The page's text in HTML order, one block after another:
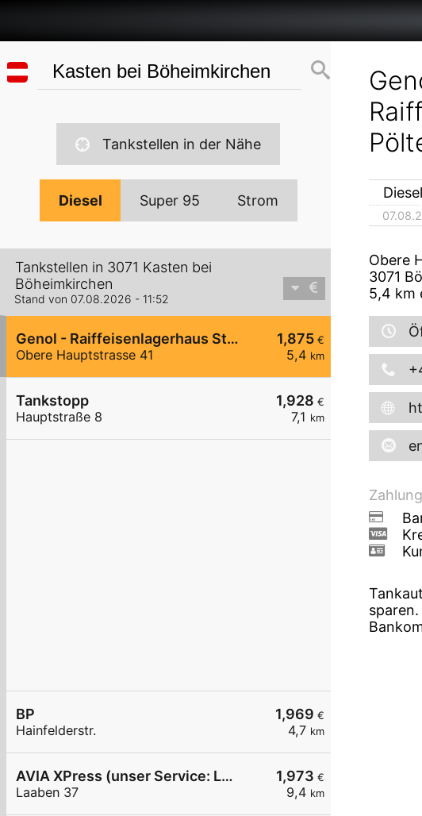
Tankstellen in der Nähe
Diesel Super 95 Strom
Tankstellen in 3071 Kasten bei
Böheimkirchen
Stand von 07.08.2026 - 11:52
1,875 €
5,4 km
Genol - Raiffeisenlagerhaus St. Pölten
Obere Hauptstrasse 41
1,928 €
7,1 km
Tankstopp
Hauptstraße 8
1,969 €
4,7 km
BP
Hainfelderstr.
1,973 €
9,4 km
AVIA XPress (unser Service: Luft und Wasser)
Laaben 37
Diesel
Obere
3071
5,4 km